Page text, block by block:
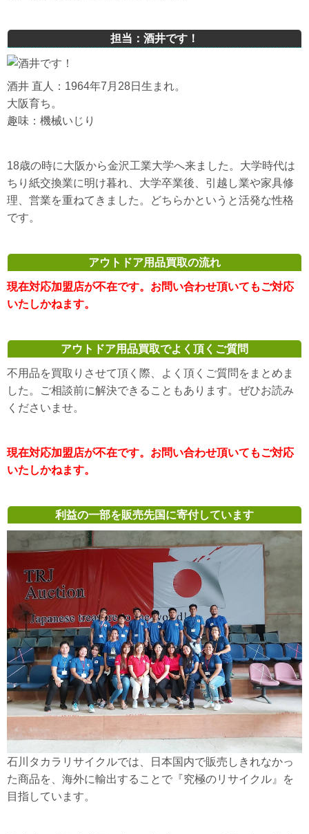
担当：酒井です！
酒井 直人：1964年7月28日生まれ。
大阪育ち。
趣味：機械いじり
18歳の時に大阪から金沢工業大学へ来ました。大学時代は
ちり紙交換業に明け暮れ、大学卒業後、引越し業や家具修
理、営業を重ねてきました。どちらかというと活発な性格
です。
アウトドア用品買取の流れ
現在対応加盟店が不在です。お問い合わせ頂いてもご対応
いたしかねます。
アウトドア用品買取でよく頂くご質問
不用品を買取りさせて頂く際、よく頂くご質問をまとめま
した。ご相談前に解決できることもあります。ぜひお読み
くださいませ。
現在対応加盟店が不在です。お問い合わせ頂いてもご対応
いたしかねます。
利益の一部を販売先国に寄付しています
石川タカラリサイクルでは、日本国内で販売しきれなかっ
た商品を、海外に輸出することで『究極のリサイクル』を
目指しています。